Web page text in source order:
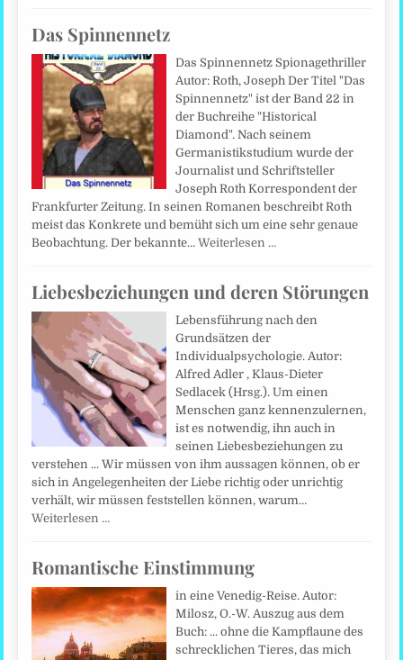
Das Spinnennetz
Das Spinnennetz Spionagethriller
Autor: Roth, Joseph Der Titel "Das
Spinnennetz" ist der Band 22 in
der Buchreihe "Historical
Diamond". Nach seinem
Germanistikstudium wurde der
Journalist und Schriftsteller
Joseph Roth Korrespondent der
Frankfurter Zeitung. In seinen Romanen beschreibt Roth
meist das Konkrete und bemüht sich um eine sehr genaue
Beobachtung. Der bekannte…Weiterlesen …
Liebesbeziehungen und deren Störungen
Lebensführung nach den
Grundsätzen der
Individualpsychologie. Autor:
Alfred Adler , Klaus-Dieter
Sedlacek (Hrsg.). Um einen
Menschen ganz kennenzulernen,
ist es notwendig, ihn auch in
seinen Liebesbeziehungen zu
verstehen ... Wir müssen von ihm aussagen können, ob er
sich in Angelegenheiten der Liebe richtig oder unrichtig
verhält, wir müssen feststellen können, warum…
Weiterlesen …
Romantische Einstimmung
in eine Venedig-Reise. Autor:
Milosz, O.-W. Auszug aus dem
Buch: ... ohne die Kampflaune des
schrecklichen Tieres, das mich